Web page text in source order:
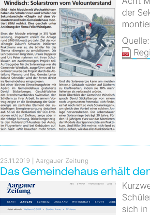
der
Quelle:
23.11.2019 Aargauer Zeitung
Das Gemeindehaus erhält
sich in